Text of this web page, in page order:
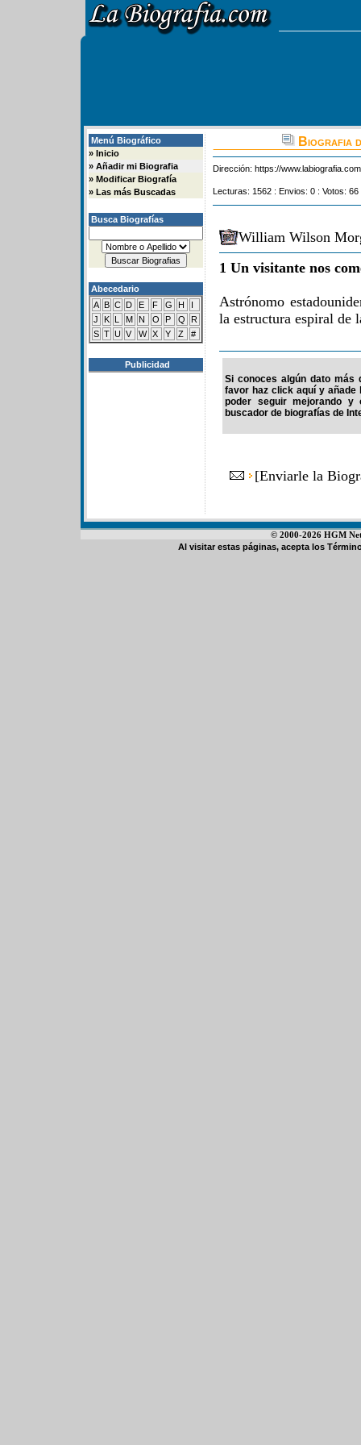
Menú Biográfico
» Inicio
» Añadir mi Biografia
» Modificar Biografía
» Las más Buscadas
Busca Biografías
Abecedario
A B C D E F G H
I
J
K L M N O P Q
R
S T U V W X Y Z #
Publicidad
Biografia
Dirección: https://
Lecturas: 1562 : Envios: 0 : Votos:
William Wilson
1 Un visitante nos
Astrónomo
la estructura espiral de
Si conoces algún dato más
favor haz click aquí y
poder seguir mejorando y
buscador de biografías de
[Enviarle la
© 2000-2026 HGM
Al visitar estas páginas, acepta los